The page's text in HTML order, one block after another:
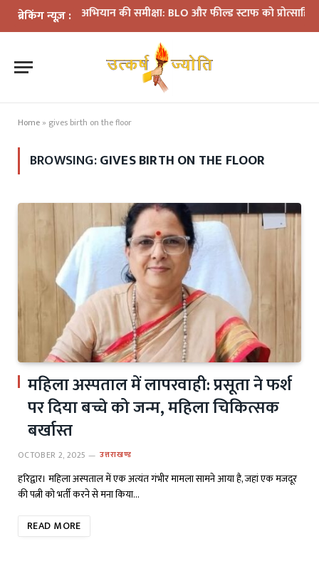
ब्रेकिंग न्यूज़ :
SIR अभियान की समीक्षा: BLO और फील्ड स्टाफ को प्रोत्साहित करें
Home » gives birth on the floor
BROWSING:GIVES BIRTH ON THE FLOOR
महिला अस्पताल में लापरवाही: प्रसूता ने फर्श
पर दिया बच्चे को जन्म, महिला चिकित्सक
बर्खास्त
OCTOBER 2, 2025 उत्तराखण्ड
हरिद्वार। महिला अस्पताल में एक अत्यंत गंभीर मामला सामने आया है, जहां एक मजदूर
की पत्नी को भर्ती करने से मना किया…
READ MORE